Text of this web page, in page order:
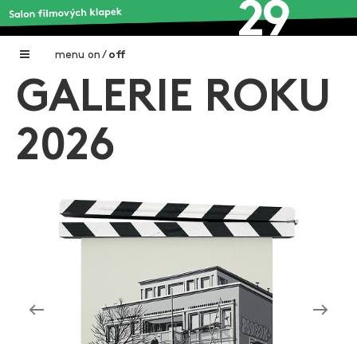
menu on / off
Home
Galerie filmových klapek
O projektu
Aukce filmových klapek
Aktuality
GALERIE ROKU
2026